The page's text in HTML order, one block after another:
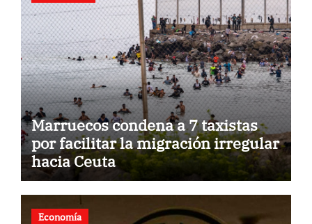
Marruecos condena a 7 taxistas
por facilitar la migración irregular
hacia Ceuta
Economía